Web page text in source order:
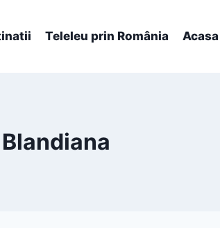
Teleleu prin România Acasa